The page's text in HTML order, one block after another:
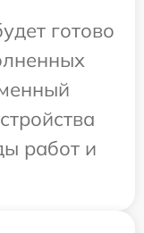
готово
работ и